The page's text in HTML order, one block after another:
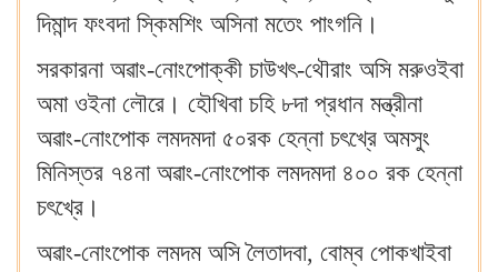
দিমান্দ ফংবদা স্কিমশিং অসিনা মতেং পাংগনি।
সরকারনা অৱাং-নোংপোক্কী চাউখৎ-থৌরাং অসি মরুওইবা
অমা ওইনা লৌরে। হৌখিবা চহি ৮দা প্রধান মন্ত্রীনা
অৱাং-নোংপোক লমদমদা ৫০রক হেন্না চৎখ্রে অমসুং
মিনিস্তর ৭৪না অৱাং-নোংপোক লমদমদা ৪০০ রক হেন্না
চৎখ্রে।
অৱাং-নোংপোক লমদম অসি লৈতাদবা, বোম্ব পোকখাইবা